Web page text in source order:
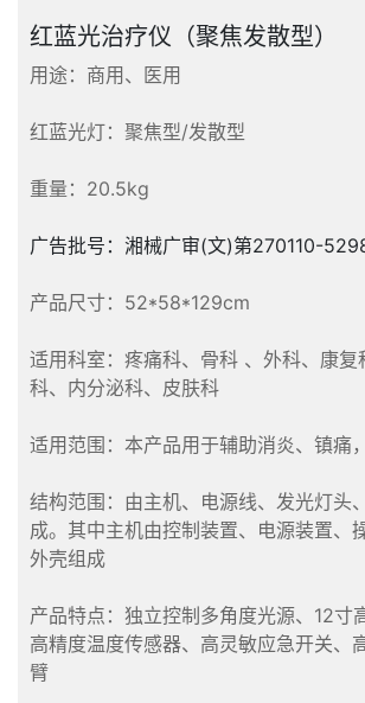
红蓝光治疗仪（聚焦发散型）
用途：商用、医用
红蓝光灯：聚焦型/发散型
重量：20.5kg
广告批号：湘械广审(文)第270110-
产品尺寸：52*58*129cm
适用科室：疼痛科、骨科 、外科、康复
科、内分泌科、皮肤科
适用范围：本产品用于辅助消炎、镇痛
结构范围：由主机、电源线、发光灯头
成。其中主机由控制装置、电源装置、
外壳组成
产品特点：独立控制多角度光源、12寸
高精度温度传感器、高灵敏应急开关、
臂